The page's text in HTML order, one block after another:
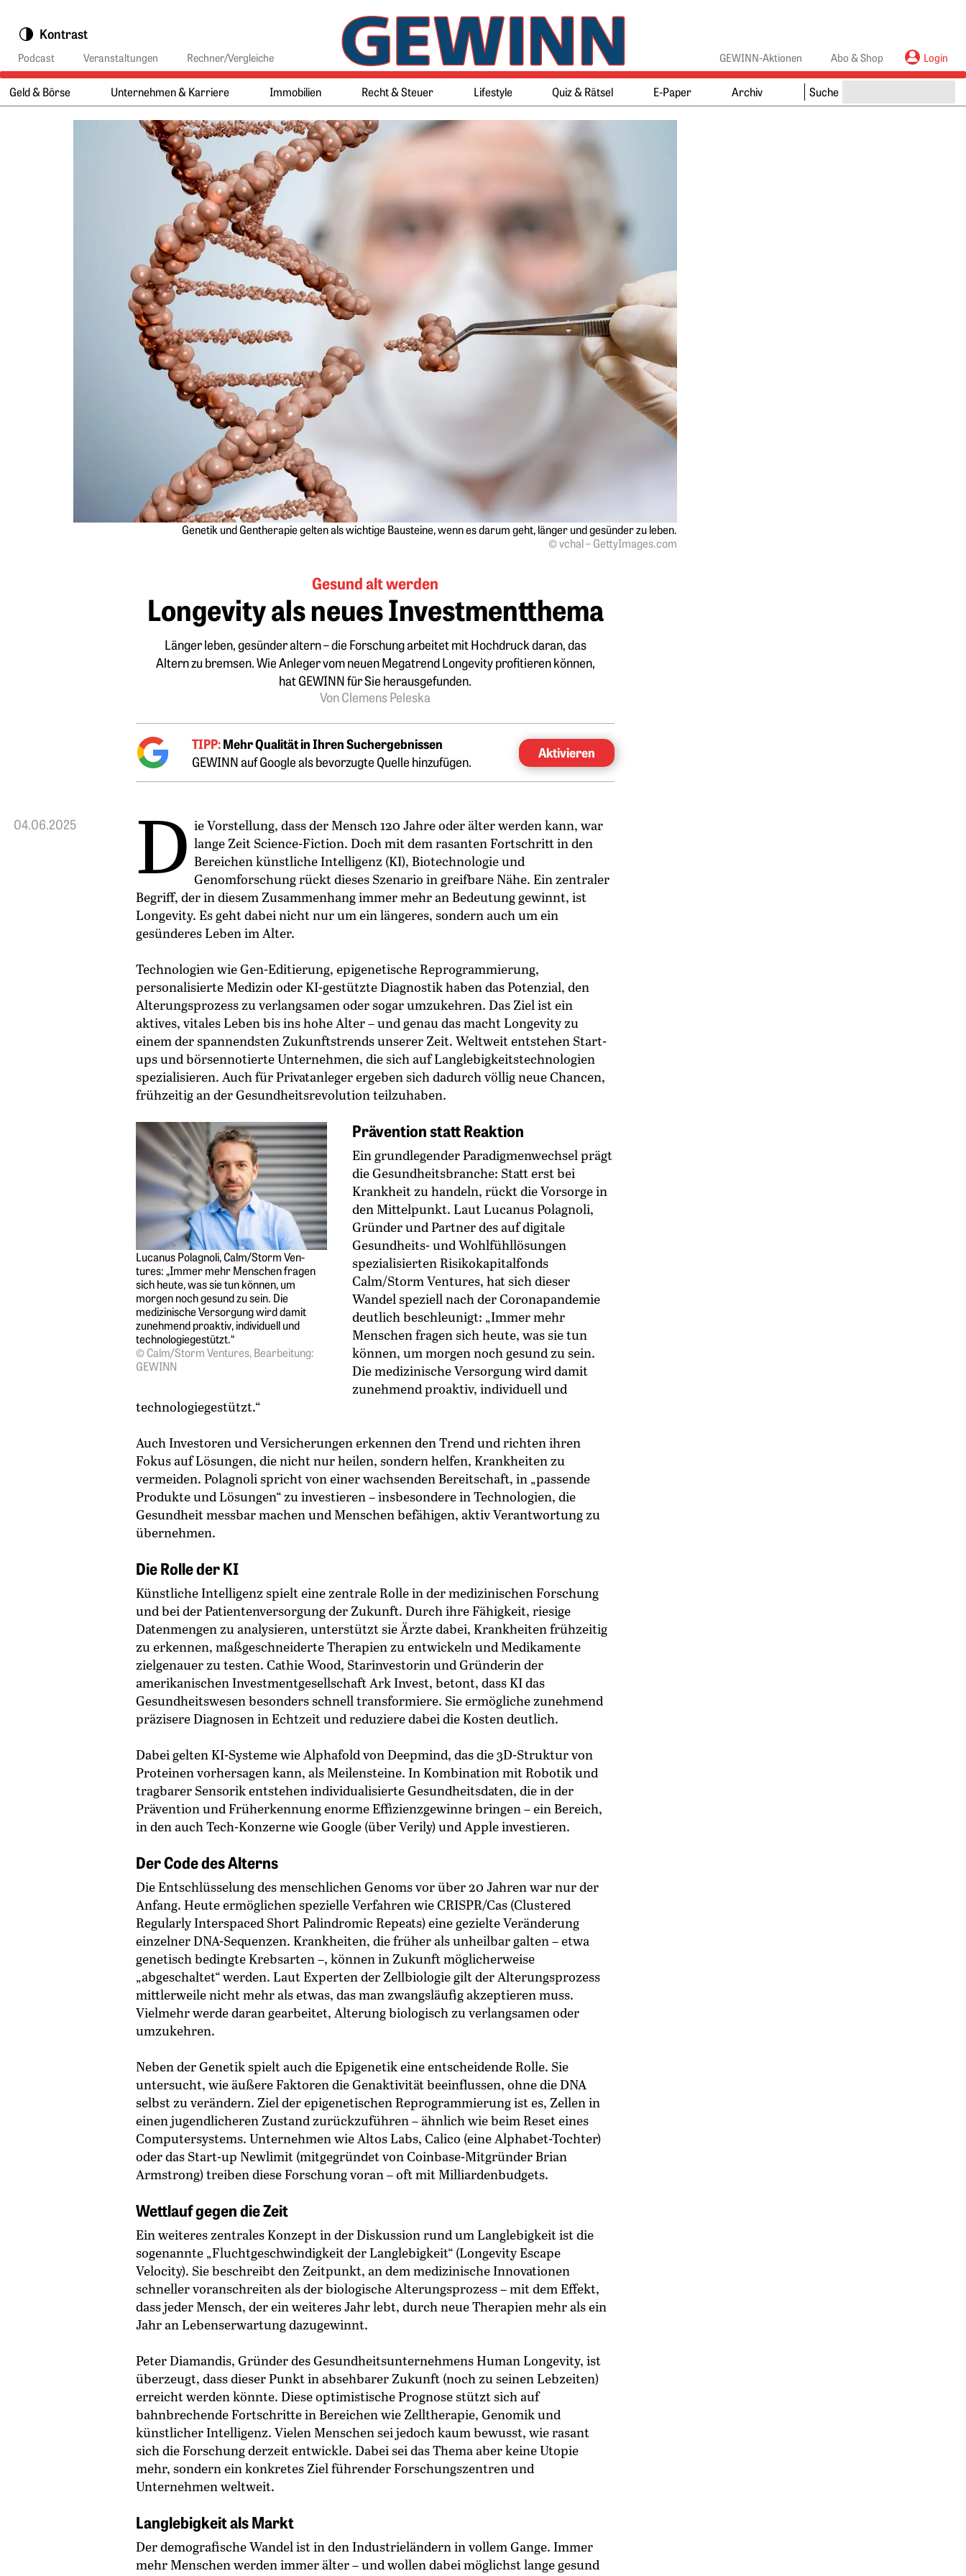
Kontrast
Podcast Veranstaltungen Rechner/Vergleiche GEWINN-Aktionen Abo & Shop Login
Hauptmenü:
Geld & Börse Unternehmen & Karriere Immobilien Recht & Steuer Lifestyle Quiz & Rätsel E-Paper Archiv Suche
Hauptinhalt
Genetik und Gentherapie gelten als wichtige Bausteine, wenn es darum geht, länger und gesünder zu leben.
© vchal – GettyImages.com
Gesund alt werden
Longevity als neues Investmentthema
Länger leben, gesünder altern – die Forschung arbeitet mit Hochdruck daran, das
Altern zu bremsen. Wie Anleger vom neuen Megatrend Longevity profitieren können,
hat GEWINN für Sie herausgefunden.
Von Clemens Peleska
TIPP:Mehr Qualität in Ihren Suchergebnissen
GEWINN auf Google als bevorzugte Quelle hinzufügen.
Aktivieren
04.06.2025 D ie Vorstellung, dass der Mensch 120 Jahre oder älter werden kann, war
lange Zeit Science-Fiction. Doch mit dem rasanten Fortschritt in den
Bereichen künstliche Intelligenz (KI), Biotechnologie und
Genomforschung rückt dieses Szenario in greifbare Nähe. Ein zentraler
Begriff, der in diesem Zusammenhang immer mehr an Bedeutung gewinnt, ist
Longevity. Es geht dabei nicht nur um ein längeres, sondern auch um ein
gesünderes Leben im Alter.
Technologien wie Gen-Editierung, epigenetische Reprogrammierung,
personalisierte Medizin oder KI-gestützte Diagnostik haben das Potenzial, den
Alterungsprozess zu verlangsamen oder sogar umzukehren. Das Ziel ist ein
aktives, vitales Leben bis ins hohe Alter – und genau das macht Longevity zu
einem der spannendsten Zukunftstrends unserer Zeit. Weltweit entstehen Start-
ups und börsennotierte Unternehmen, die sich auf Langlebigkeitstechnologien
spezialisieren. Auch für Privatanleger ergeben sich dadurch völlig neue Chancen,
frühzeitig an der Gesundheitsrevolution teilzuhaben.
Lucanus Polagnoli, Calm/Storm Ven­
tures: „Immer mehr Menschen fragen
sich heute, was sie tun können, um
morgen noch gesund zu sein. Die
medizinische Versorgung wird damit
zunehmend proaktiv, individuell und
technologiegestützt.“
© Calm/Storm Ventures, Bearbeitung:
GEWINN
Prävention statt Reaktion
Ein grundlegender Paradigmenwechsel prägt
die Gesundheitsbranche: Statt erst bei
Krankheit zu handeln, rückt die Vorsorge in
den Mittelpunkt. Laut Lucanus Polagnoli,
Gründer und Partner des auf digitale
Gesundheits- und Wohlfühllösungen
spezialisierten Risikokapitalfonds
Calm/Storm Ventures, hat sich dieser
Wandel speziell nach der Coronapandemie
deutlich beschleunigt: „Immer mehr
Menschen fragen sich heute, was sie tun
können, um morgen noch gesund zu sein.
Die medizinische Versorgung wird damit
zunehmend proaktiv, individuell und
technologiegestützt.“
Auch Investoren und Versicherungen erkennen den Trend und richten ihren
Fokus auf Lösungen, die nicht nur heilen, sondern helfen, Krankheiten zu
vermeiden. Polagnoli spricht von einer wachsenden Bereitschaft, in „passende
Produkte und Lösungen“ zu investieren – insbesondere in Technologien, die
Gesundheit messbar machen und Menschen befähigen, aktiv Verantwortung zu
übernehmen.
Die Rolle der KI
Künstliche Intelligenz spielt eine zentrale Rolle in der medizinischen Forschung
und bei der Patientenversorgung der Zukunft. Durch ihre Fähigkeit, riesige
Datenmengen zu analysieren, unterstützt sie Ärzte dabei, Krankheiten frühzeitig
zu erkennen, maßgeschneiderte Therapien zu entwickeln und Medikamente
zielgenauer zu testen. Cathie Wood, Starinvestorin und Gründerin der
amerikanischen Investmentgesellschaft Ark Invest, betont, dass KI das
Gesundheitswesen besonders schnell transformiere. Sie ermögliche zunehmend
präzisere Diagnosen in Echtzeit und reduziere dabei die Kosten deutlich.
Dabei gelten KI-Systeme wie Alphafold von Deepmind, das die 3D-Struktur von
Proteinen vorhersagen kann, als Meilensteine. In Kombination mit Robotik und
tragbarer Sensorik entstehen individualisierte Gesundheitsdaten, die in der
Prävention und Früherkennung enorme Effizienzgewinne bringen – ein Bereich,
in den auch Tech-Konzerne wie Google (über Verily) und Apple investieren.
Der Code des Alterns
Die Entschlüsselung des menschlichen Genoms vor über 20 Jahren war nur der
Anfang. Heute ermöglichen spezielle Verfahren wie CRISPR/Cas (Clustered
Regularly Interspaced Short Palindromic Repeats) eine gezielte Veränderung
einzelner DNA-Sequenzen. Krankheiten, die früher als unheilbar galten – etwa
genetisch bedingte Krebsarten –, können in Zukunft möglicherweise
„abgeschaltet“ werden. Laut Experten der Zellbiologie gilt der Alterungsprozess
mittlerweile nicht mehr als etwas, das man zwangsläufig akzeptieren muss.
Vielmehr werde daran gearbeitet, Alterung biologisch zu verlangsamen oder
umzukehren.
Neben der Genetik spielt auch die Epigenetik eine entscheidende Rolle. Sie
untersucht, wie äußere Faktoren die Genaktivität beeinflussen, ohne die DNA
selbst zu verändern. Ziel der epigenetischen Reprogrammierung ist es, Zellen in
einen jugendlicheren Zustand zurückzuführen – ähnlich wie beim Reset eines
Computersystems. Unternehmen wie Altos Labs, Calico (eine Alphabet-Tochter)
oder das Start-up Newlimit (mitgegründet von Coinbase-Mitgründer Brian
Armstrong) treiben diese Forschung voran – oft mit Milliardenbudgets.
Wettlauf gegen die Zeit
Ein weiteres zentrales Konzept in der Diskussion rund um Langlebigkeit ist die
sogenannte „Fluchtgeschwindigkeit der Langlebigkeit“ (Longevity Escape
Velocity). Sie beschreibt den Zeitpunkt, an dem medizinische Innovationen
schneller voranschreiten als der biologische Alterungsprozess – mit dem Effekt,
dass jeder Mensch, der ein weiteres Jahr lebt, durch neue Therapien mehr als ein
Jahr an Lebenserwartung dazugewinnt.
Peter Diamandis, Gründer des Gesundheitsunternehmens Human Longevity, ist
überzeugt, dass dieser Punkt in absehbarer Zukunft (noch zu seinen Lebzeiten)
erreicht werden könnte. Diese optimistische Prognose stützt sich auf
bahnbrechende Fortschritte in Bereichen wie Zelltherapie, Genomik und
künstlicher Intelligenz. Vielen Menschen sei jedoch kaum bewusst, wie rasant
sich die Forschung derzeit entwickle. Dabei sei das Thema aber keine Utopie
mehr, sondern ein konkretes Ziel führender Forschungszentren und
Unternehmen weltweit.
Langlebigkeit als Markt
Der demografische Wandel ist in den Industrieländern in vollem Gange. Immer
mehr Menschen werden immer älter – und wollen dabei möglichst lange gesund